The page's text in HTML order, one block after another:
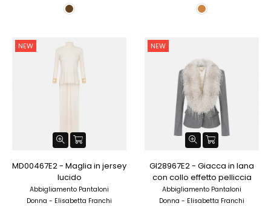
NEW
MD00467E2 - Maglia in jersey
lucido
Abbigliamento Pantaloni
Donna - Elisabetta Franchi
NEW
GI28967E2 - Giacca in lana
con collo effetto pelliccia
Abbigliamento Pantaloni
Donna - Elisabetta Franchi